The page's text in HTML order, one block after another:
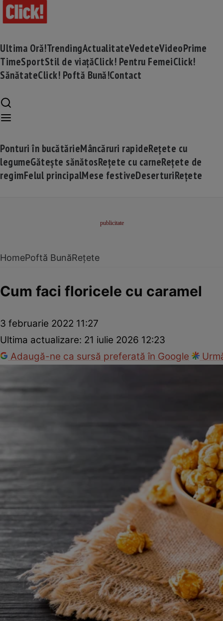
Ultima Oră!TrendingActualitateVedeteVideoPrime
TimeSportStil de viațăClick! Pentru FemeiClick!
SănătateClick! Poftă Bună!Contact
Ponturi în bucătărieMâncăruri rapideRețete cu
legumeGătește sănătosRețete cu carneRețete de
regimFelul principalMese festiveDeserturiRețete
HomePoftă BunăRețete
Cum faci floricele cu caramel
3 februarie 2022 11:27
Ultima actualizare: 21 iulie 2026 12:23
Adaugă-ne ca sursă preferată în Google